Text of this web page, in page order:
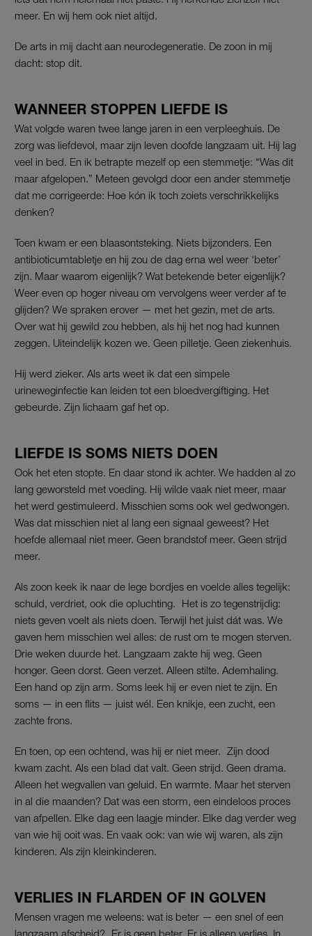
meer. En wij hem ook niet altijd.
De arts in mij dacht aan neurodegeneratie. De zoon in mij
dacht: stop dit.
WANNEER STOPPEN LIEFDE IS
Wat volgde waren twee lange jaren in een verpleeghuis. De
zorg was liefdevol, maar zijn leven doofde langzaam uit. Hij lag
veel in bed. En ik betrapte mezelf op een stemmetje: “Was dit
maar afgelopen.” Meteen gevolgd door een ander stemmetje
dat me corrigeerde: Hoe kón ik toch zoiets verschrikkelijks
denken?
Toen kwam er een blaasontsteking. Niets bijzonders. Een
antibioticumtabletje en hij zou de dag erna wel weer ‘beter’
zijn. Maar waarom eigenlijk? Wat betekende beter eigenlijk?
Weer even op hoger niveau om vervolgens weer verder af te
glijden? We spraken erover — met het gezin, met de arts.
Over wat hij gewild zou hebben, als hij het nog had kunnen
zeggen. Uiteindelijk kozen we. Geen pilletje. Geen ziekenhuis.
Hij werd zieker. Als arts weet ik dat een simpele
urineweginfectie kan leiden tot een bloedvergiftiging. Het
gebeurde. Zijn lichaam gaf het op.
LIEFDE IS SOMS NIETS DOEN
Ook het eten stopte. En daar stond ik achter. We hadden al zo
lang geworsteld met voeding. Hij wilde vaak niet meer, maar
het werd gestimuleerd. Misschien soms ook wel gedwongen.
Was dat misschien niet al lang een signaal geweest? Het
hoefde allemaal niet meer. Geen brandstof meer. Geen strijd
meer.
Als zoon keek ik naar de lege bordjes en voelde alles tegelijk:
schuld, verdriet, ook die opluchting. Het is zo tegenstrijdig:
niets geven voelt als niets doen. Terwijl het juist dát was. We
gaven hem misschien wel alles: de rust om te mogen sterven.
Drie weken duurde het. Langzaam zakte hij weg. Geen
honger. Geen dorst. Geen verzet. Alleen stilte. Ademhaling.
Een hand op zijn arm. Soms leek hij er even niet te zijn. En
soms — in een flits — juist wél. Een knikje, een zucht, een
zachte frons.
En toen, op een ochtend, was hij er niet meer. Zijn dood
kwam zacht. Als een blad dat valt. Geen strijd. Geen drama.
Alleen het wegvallen van geluid. En warmte. Maar het sterven
in al die maanden? Dat was een storm, een eindeloos proces
van afpellen. Elke dag een laagje minder. Elke dag verder weg
van wie hij ooit was. En vaak ook: van wie wij waren, als zijn
kinderen. Als zijn kleinkinderen.
VERLIES IN FLARDEN OF IN GOLVEN
Mensen vragen me weleens: wat is beter — een snel of een
langzaam afscheid? Er is geen beter. Er is alleen verlies. In